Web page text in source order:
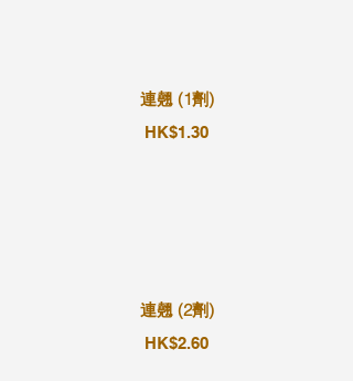
連翹 (1劑)
HK$1.30
連翹 (2劑)
HK$2.60